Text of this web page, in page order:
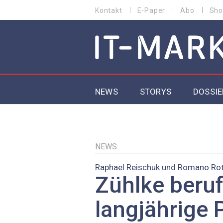
zum
MENU
Kontakt E-Paper Abo
MAIN NAVIGATION
NEWS STORYS
EU-
NEWS
Raphael Reischuk und Romano
Zühlke
langjährige